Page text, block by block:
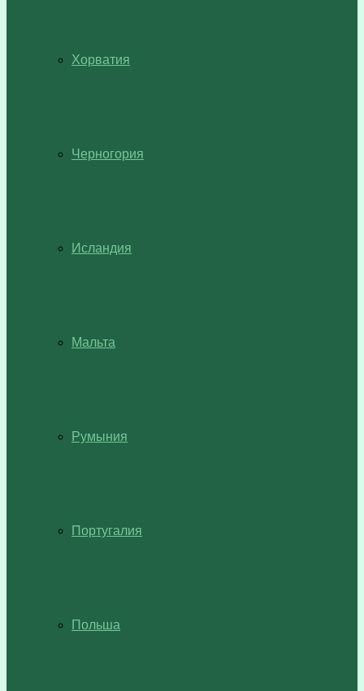
Хорватия
Черногория
Исландия
Мальта
Румыния
Португалия
Польша